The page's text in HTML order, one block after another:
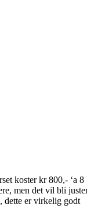
koster kr 800,- ‘a 8
men det vil bli
dette er virkelig godt